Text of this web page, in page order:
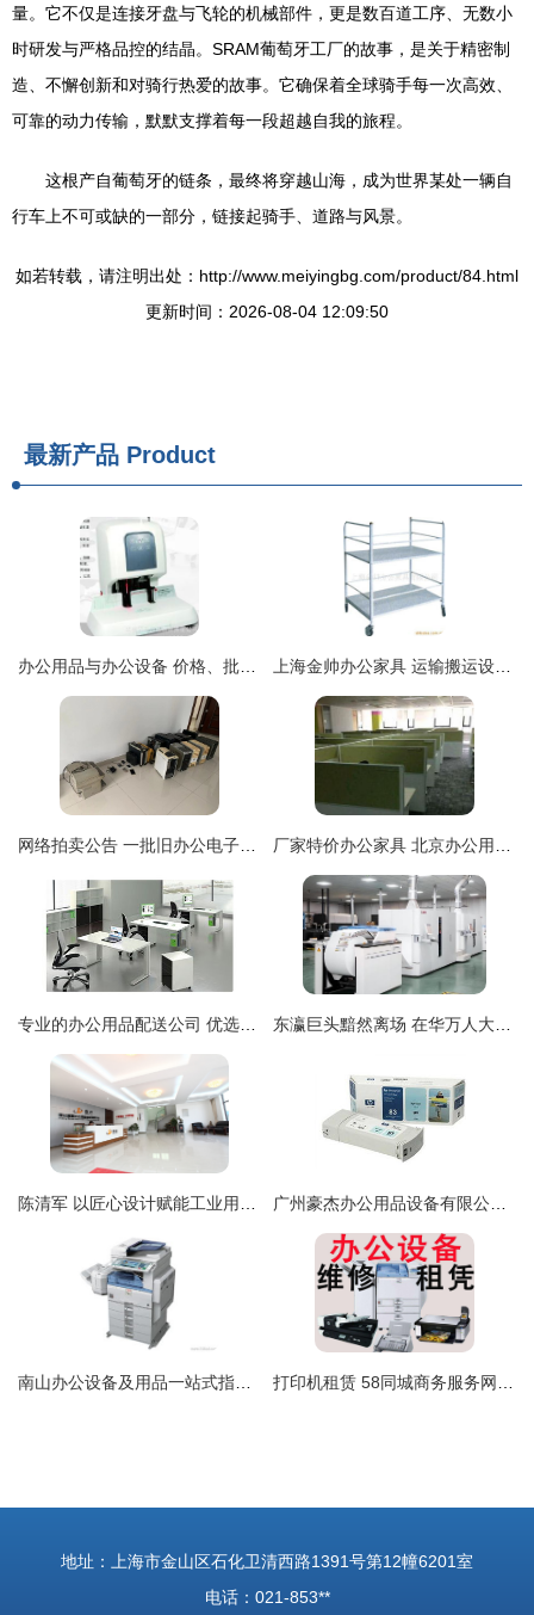
量。它不仅是连接牙盘与飞轮的机械部件，更是数百道工序、无数小
时研发与严格品控的结晶。SRAM葡萄牙工厂的故事，是关于精密制
造、不懈创新和对骑行热爱的故事。它确保着全球骑手每一次高效、
可靠的动力传输，默默支撑着每一段超越自我的旅程。
这根产自葡萄牙的链条，最终将穿越山海，成为世界某处一辆自
行车上不可或缺的一部分，链接起骑手、道路与风景。
如若转载，请注明出处：http://www.meiyingbg.com/product/84.html
更新时间：2026-08-04 12:09:50
最新产品 Product
地址：上海市金山区石化卫清西路1391号第12幢6201室
电话：021-853**